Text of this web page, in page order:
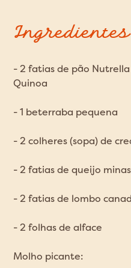
Ingredientes
- 2 fatias de pão
Quinoa
- 1 beterraba pequena
- 2 colheres (sopa) de
- 2 fatias de queijo minas
- 2 fatias de lombo
- 2 folhas de alface
Molho picante: